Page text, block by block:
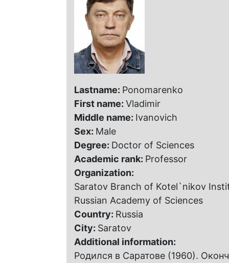
Lastname: Ponomarenko
First name: Vladimir
Middle name: Ivanovich
Sex: Male
Degree: Doctor of Sciences
Academic rank: Professor
Organization:
Saratov Branch of Kotel`nikov
Russian Academy of Sciences
Country: Russia
City: Saratov
Additional information:
Родился в Саратове (1960).